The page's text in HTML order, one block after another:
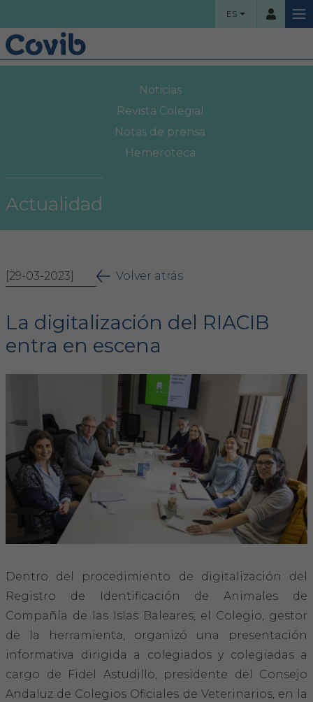
ES
HOME
Comisiones asesoras
Área Colegial
FORMACIÓN
Formaciones de otras entidades
Certificados de formaciones COVIB
ACTUALIDAD
Noticias
Notas de prensa
Hemeroteca
IDENTIFICACIÓN ANIMAL
Noticias
Revista Colegial
Notas de prensa
Hemeroteca
Actualidad
[29-03-2023] Volver atrás
La digitalización del RIACIB
entra en escena
Dentro del procedimiento de digitalización del
Registro de Identificación de Animales de
Compañía de las Islas Baleares, el Colegio, gestor
de la herramienta, organizó una presentación
informativa dirigida a colegiados y colegiadas a
cargo de Fidel Astudillo, presidente del Consejo
Andaluz de Colegios Oficiales de Veterinarios, en la